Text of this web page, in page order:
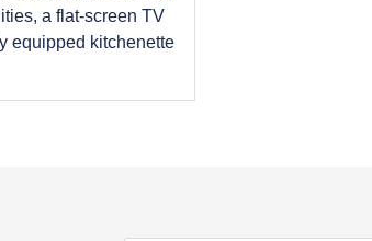
a flat-screen TV
equipped kitchenette